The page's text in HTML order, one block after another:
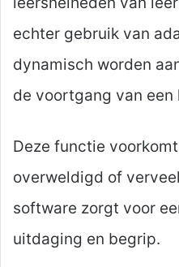
echter gebruik van
dynamisch worden
de voortgang van een
Deze functie
overweldigd of
software zorgt voor
uitdaging en begrip.